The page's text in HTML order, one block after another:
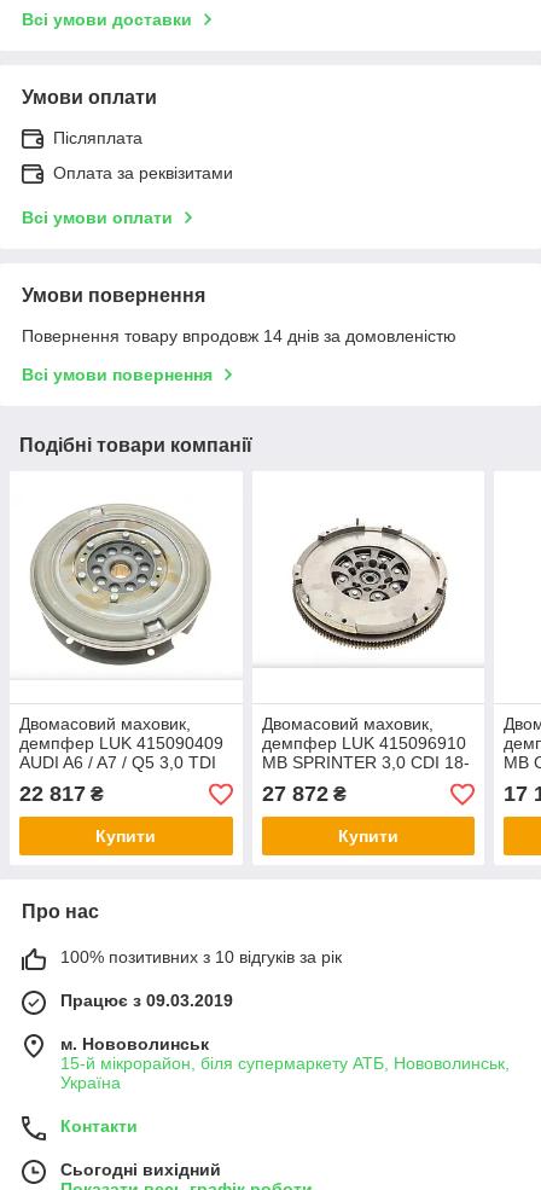
Всі умови доставки
Умови оплати
Післяплата
Оплата за реквізитами
Всі умови оплати
Умови повернення
Повернення товару впродовж 14 днів за домовленістю
Всі умови повернення
Подібні товари компанії
Двомасовий маховик,
демпфер LUK 415090409
AUDI A6 / A7 / Q5 3,0 TDI
QUATTRO 14-18
22 817 ₴
Купити
Двомасовий маховик,
демпфер LUK 415096910
MB SPRINTER 3,0 CDI 18-
27 872₴
Купити
MB
17
Про нас
100% позитивних з 10 відгуків за рік
Працює з 09.03.2019
м. Нововолинськ
15-й мікрорайон, біля супермаркету АТБ, Нововолинськ,
Україна
Контакти
Сьогодні вихідний